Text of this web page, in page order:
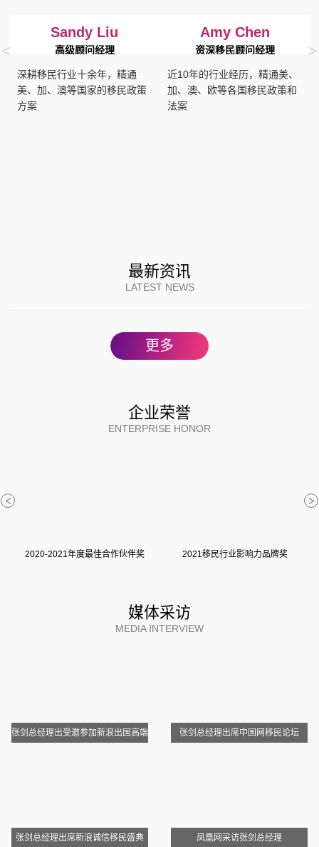
Sandy Liu
高级顾问经理
深耕移民行业十余年，精通
美、加、澳等国家的移民政策
方案
Amy Chen
资深移民顾问经理
近10年的行业经历，精通美、
加、澳、欧等各国移民政策和
法案
< >
最新资讯
LATEST NEWS
更多
企业荣誉
ENTERPRISE HONOR
2020-2021年度最佳合作伙伴奖 2021移民行业影响力品牌奖
< >
媒体采访
MEDIA INTERVIEW
张剑总经理出受邀参加新浪出国高端
张剑总经理出席中国网移民论坛
张剑总经理出席新浪诚信移民盛典 凤凰网采访张剑总经理